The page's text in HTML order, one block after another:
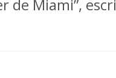
de Miami”,